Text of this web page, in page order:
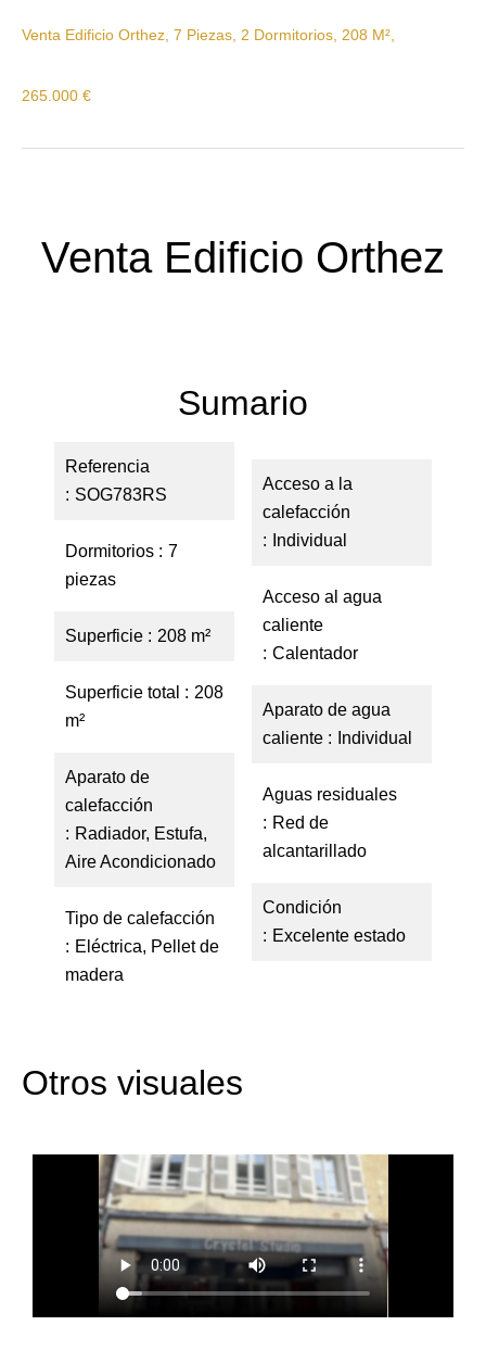
Venta Edificio Orthez, 7 Piezas, 2 Dormitorios, 208 M²,
265.000 €
Venta Edificio Orthez
Sumario
Referencia
SOG783RS
Dormitorios
7
piezas
Superficie 208 m²
Superficie total
208
m²
Aparato de
calefacción
Radiador, Estufa,
Aire Acondicionado
Tipo de calefacción
Eléctrica, Pellet de
madera
Acceso a la
calefacción
Individual
Acceso al agua
caliente
Calentador
Aparato de agua
caliente
Individual
Aguas residuales
Red de
alcantarillado
Condición
Excelente estado
Otros visuales